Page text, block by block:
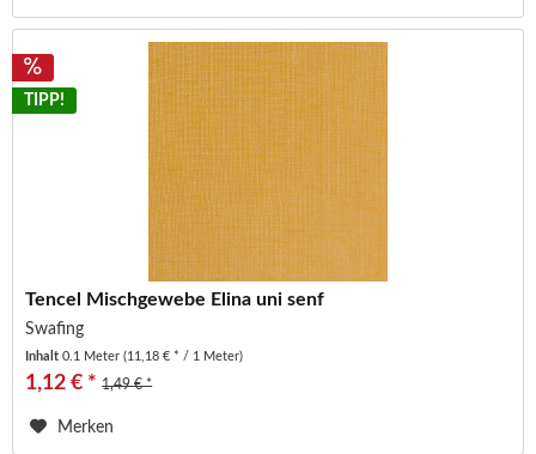
TIPP!
Tencel Mischgewebe Elina uni senf
Swafing
Inhalt0.1 Meter(11,18 € * / 1 Meter)
1,12 € * 1,49 € *
Merken